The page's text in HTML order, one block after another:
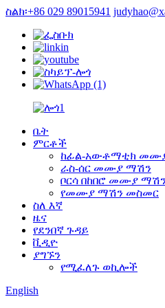
ስልክ፡+86 029 89015941
ቤት
ምርቶች
ከፊል-አውቶማቲክ
ራስ-ሰር መሙያ ማሽን
ቦርሳ በከበሮ መሙያ
የመሙያ ማሽን መስመር
ስለ እኛ
ዜና
የደንበኛ ጉዳይ
ቪዲዮ
ያግኙን
የሚፈለጉ ወኪሎች
English